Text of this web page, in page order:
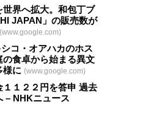
世界へ拡大。和包丁ブ
JAPAN」の販売数が
(www.google.com)
コ・オアハカのホス
の食卓から始まる異文
様に (www.google.com)
１２２円を答申 過去
– NHKニュース